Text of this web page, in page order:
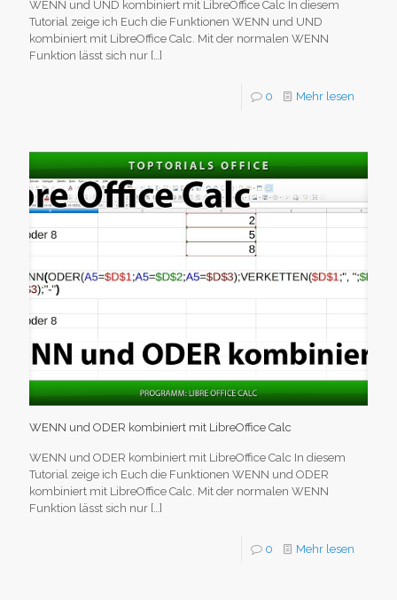
WENN und UND kombiniert mit LibreOffice Calc In diesem
Tutorial zeige ich Euch die Funktionen WENN und UND
kombiniert mit LibreOffice Calc. Mit der normalen WENN
Funktion lässt sich nur […]
0 Mehr lesen
WENN und ODER kombiniert mit LibreOffice Calc
WENN und ODER kombiniert mit LibreOffice Calc In diesem
Tutorial zeige ich Euch die Funktionen WENN und ODER
kombiniert mit LibreOffice Calc. Mit der normalen WENN
Funktion lässt sich nur […]
0 Mehr lesen